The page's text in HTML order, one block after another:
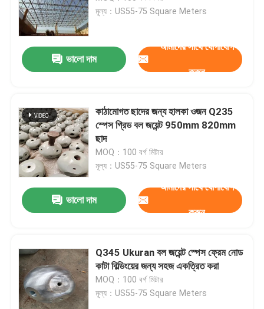
বাড়ি
আমাদের সম্পর্কে
মূল্য：US55-75 Square Meters
ভালো দাম
আমাদের সাথে যোগাযোগ
করুন
কাঠামোগত ছাদের জন্য হালকা ওজন Q235
স্পেস গ্রিড বল জয়েন্ট 950mm 820mm
ছাদ
MOQ：100 বর্গ মিটার
মূল্য：US55-75 Square Meters
ভালো দাম
আমাদের সাথে যোগাযোগ
করুন
Q345 Ukuran বল জয়েন্ট স্পেস ফ্রেম নোড
কাটা বিল্ডিংয়ের জন্য সহজ একত্রিত করা
MOQ：100 বর্গ মিটার
মূল্য：US55-75 Square Meters